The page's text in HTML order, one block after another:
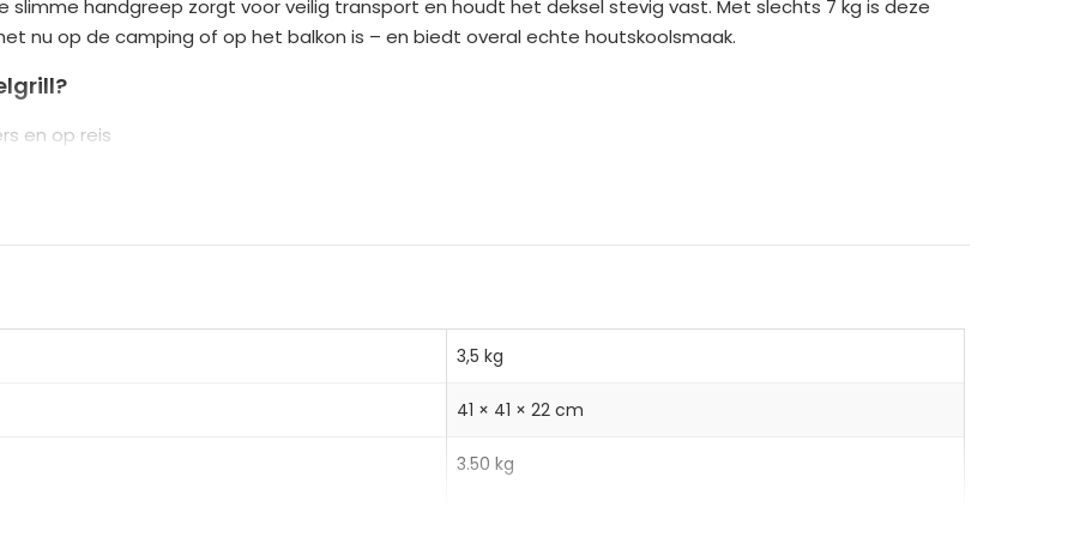
n
a
slimme handgreep zorgt voor veilig transport en houdt het deksel stevig vast. Met slechts 7 kg is deze
nu op de camping of op het balkon is – en biedt overal echte houtskoolsmaak.
en op reis
3,5 kg
41 × 41 × 22 cm
3.50 kg